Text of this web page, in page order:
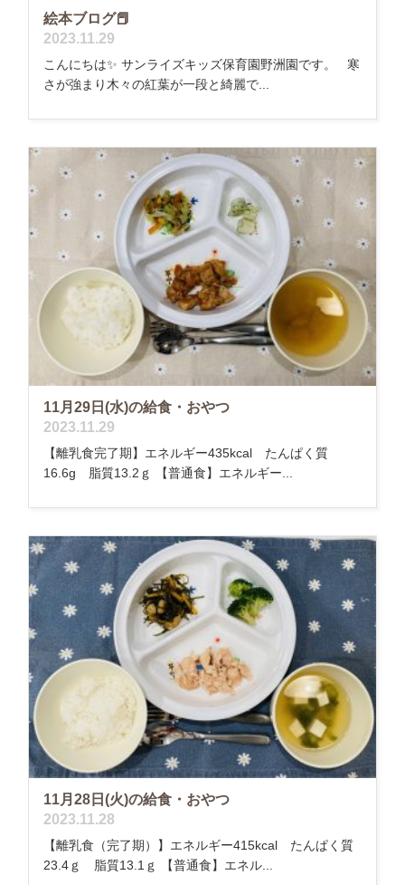
絵本ブログ📕
2023.11.29
こんにちは✨ サンライズキッズ保育園野洲園です。 寒
さが強まり木々の紅葉が一段と綺麗で...
11月29日(水)の給食・おやつ
2023.11.29
【離乳食完了期】エネルギー435kcal たんぱく質
16.6g 脂質13.2ｇ 【普通食】エネルギー...
11月28日(火)の給食・おやつ
2023.11.28
【離乳食（完了期）】エネルギー415kcal たんぱく質
23.4ｇ 脂質13.1ｇ 【普通食】エネル...